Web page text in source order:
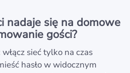
nadaje się na domowe
gości?
sieć tylko na czas
hasło w widocznym